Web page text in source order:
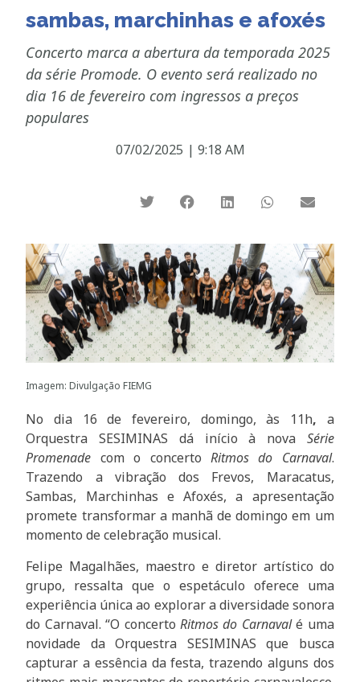
sambas, marchinhas e afoxés
Concerto marca a abertura da temporada 2025
da série Promode. O evento será realizado no
dia 16 de fevereiro com ingressos a preços
populares
07/02/2025 | 9:18 AM
Imagem: Divulgação FIEMG
No dia 16 de fevereiro, domingo, às 11h, a
Orquestra SESIMINAS dá início à nova Série
Promenade com o concerto Ritmos do Carnaval.
Trazendo a vibração dos Frevos, Maracatus,
Sambas, Marchinhas e Afoxés, a apresentação
promete transformar a manhã de domingo em um
momento de celebração musical.
Felipe Magalhães, maestro e diretor artístico do
grupo, ressalta que o espetáculo oferece uma
experiência única ao explorar a diversidade sonora
do Carnaval. “O concerto Ritmos do Carnavalé uma
novidade da Orquestra SESIMINAS que busca
capturar a essência da festa, trazendo alguns dos